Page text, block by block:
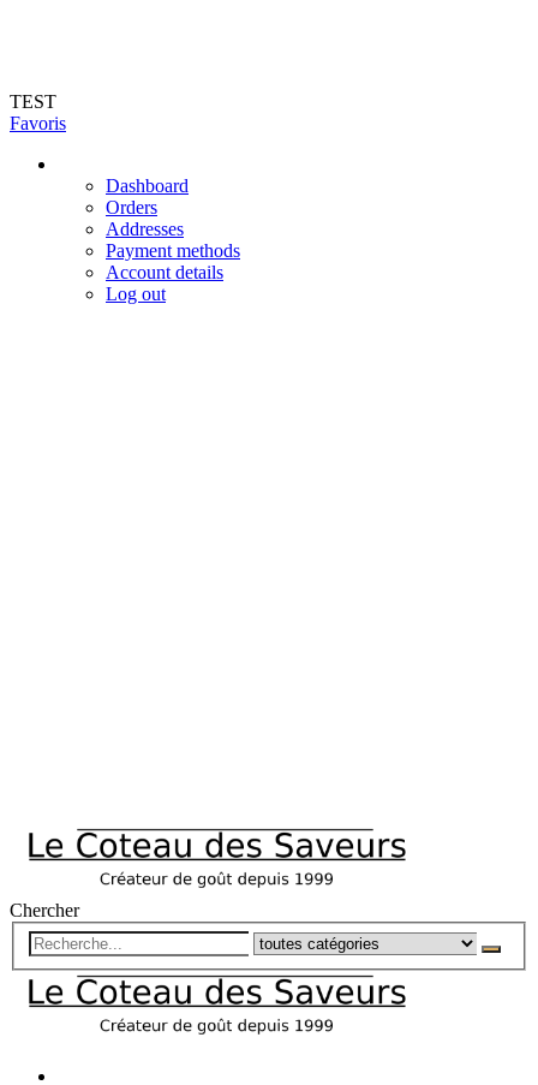
TEST
Favoris
Dashboard
Orders
Addresses
Payment methods
Account details
Log out
Chercher